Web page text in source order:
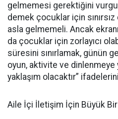
gelmemesi gerektiğini
demek çocuklar için
asla gelmemeli. Ancak
da çocuklar için zorlayıcı
süresini sınırlamak, günün
oyun, aktivite ve
yaklaşım olacaktır”
Aile İçi İletişim İçin Büyük Bir